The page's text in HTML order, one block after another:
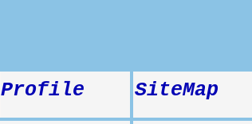
Profile SiteMap